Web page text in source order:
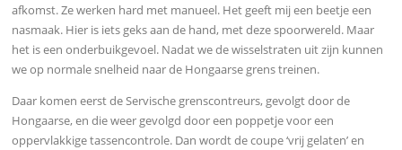
afkomst. Ze werken hard met manueel. Het geeft mij een beetje een
nasmaak. Hier is iets geks aan de hand, met deze spoorwereld. Maar
het is een onderbuikgevoel. Nadat we de wisselstraten uit zijn kunnen
we op normale snelheid naar de Hongaarse grens treinen.
Daar komen eerst de Servische grenscontreurs, gevolgt door de
Hongaarse, en die weer gevolgd door een poppetje voor een
oppervlakkige tassencontrole. Dan wordt de coupe ‘vrij gelaten’ en